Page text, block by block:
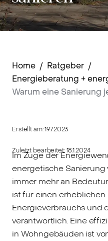
Home / Ratgeber /
Energieberatung +
Warum eine Sanierung
Erstellt am:19.7.2023
Zuletzt bearbeitet:18.1.2024
Im Zuge der
energetische
immer mehr an
ist für einen erheblichen
Energieverbrauchs und
verantwortlich. Eine
in Wohngebäuden ist